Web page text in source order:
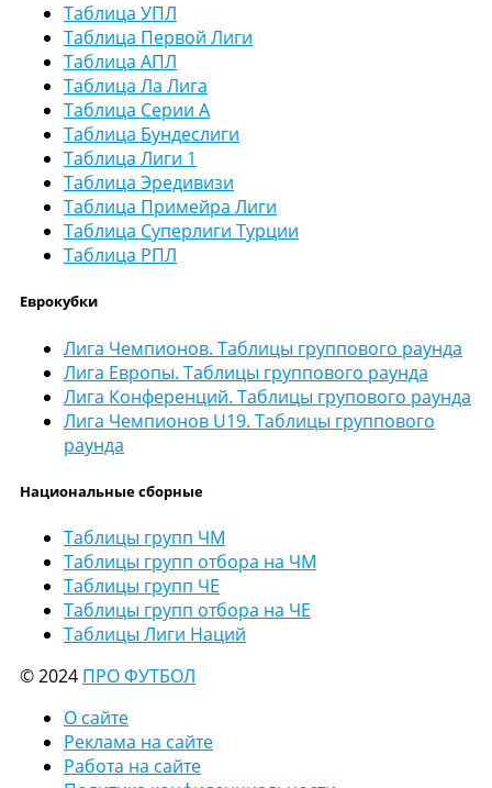
Таблица УПЛ
Таблица Первой Лиги
Таблица АПЛ
Таблица Ла Лига
Таблица Серии А
Таблица Бундеслиги
Таблица Лиги 1
Таблица Эредивизи
Таблица Примейра Лиги
Таблица Суперлиги Турции
Таблица РПЛ
Еврокубки
Лига Чемпионов. Таблицы группового раунда
Лига Европы. Таблицы группового раунда
Лига Конференций. Таблицы групового раунда
Лига Чемпионов U19. Таблицы группового
раунда
Национальные сборные
Таблицы групп ЧМ
Таблицы групп отбора на ЧМ
Таблицы групп ЧЕ
Таблицы групп отбора на ЧЕ
Таблицы Лиги Наций
© 2024 ПРО ФУТБОЛ
О сайте
Реклама на сайте
Работа на сайте